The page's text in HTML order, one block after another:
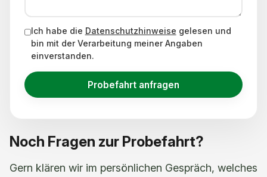
Ich habe die Datenschutz­hinweise gelesen und
bin mit der Verarbeitung meiner Angaben
einverstanden.
Probefahrt anfragen
Noch Fragen zur Probefahrt?
Gern klären wir im persönlichen Gespräch, welches